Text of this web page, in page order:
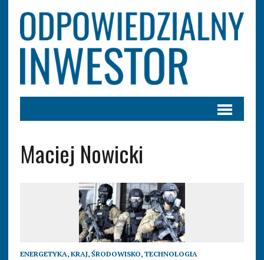
Maciej Nowicki
ENERGETYKA, KRAJ, ŚRODOWISKO, TECHNOLOGIA